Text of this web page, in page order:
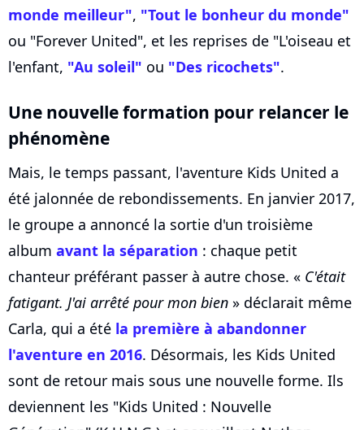
monde meilleur", "Tout le bonheur du monde"
ou "Forever United", et les reprises de "L'oiseau et
l'enfant, "Au soleil" ou "Des ricochets".
Une nouvelle formation pour relancer le
phénomène
Mais, le temps passant, l'aventure Kids United a
été jalonnée de rebondissements. En janvier 2017,
le groupe a annoncé la sortie d'un troisième
album avant la séparation : chaque petit
chanteur préférant passer à autre chose. « C'était
fatigant. J'ai arrêté pour mon bien » déclarait même
Carla, qui a été la première à abandonner
l'aventure en 2016. Désormais, les Kids United
sont de retour mais sous une nouvelle forme. Ils
deviennent les "Kids United : Nouvelle